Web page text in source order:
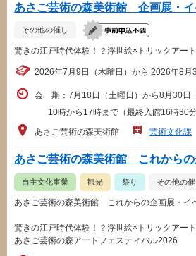
あさご芸術の森美術館 企画展・イ
その他の催し
驚きの江戸時代体験！？浮世絵×トリックアー
2026年7月9日（木曜日）から 2026年8月
会 期：7月18日（土曜日）から8月30日
10時から17時まで（最終入館16時30分
あさご芸術の森美術館
芸術文化課
あさご芸術の森美術館 これからの
自主文化事業 観光 祭り その他の催
あさご芸術の森美術館 これからの企画展・イ
驚きの江戸時代体験！？浮世絵×トリックアー
あさご芸術の森アートフェスティバル2026